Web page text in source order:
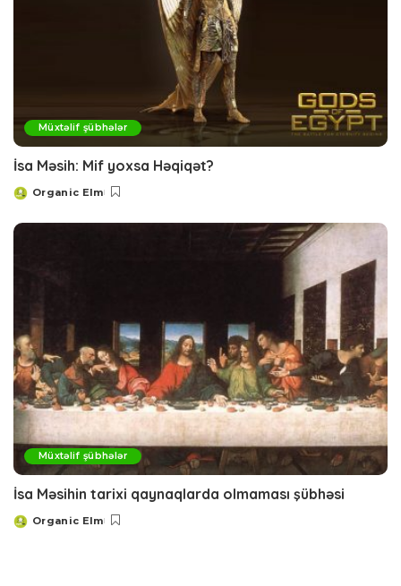
Müxtəlif şübhələr
İsa Məsih: Mif yoxsa Həqiqət?
Posted
Organic Elm
Müxtəlif şübhələr
İsa Məsihin tarixi qaynaqlarda olmaması şübhəsi
Posted
Organic Elm